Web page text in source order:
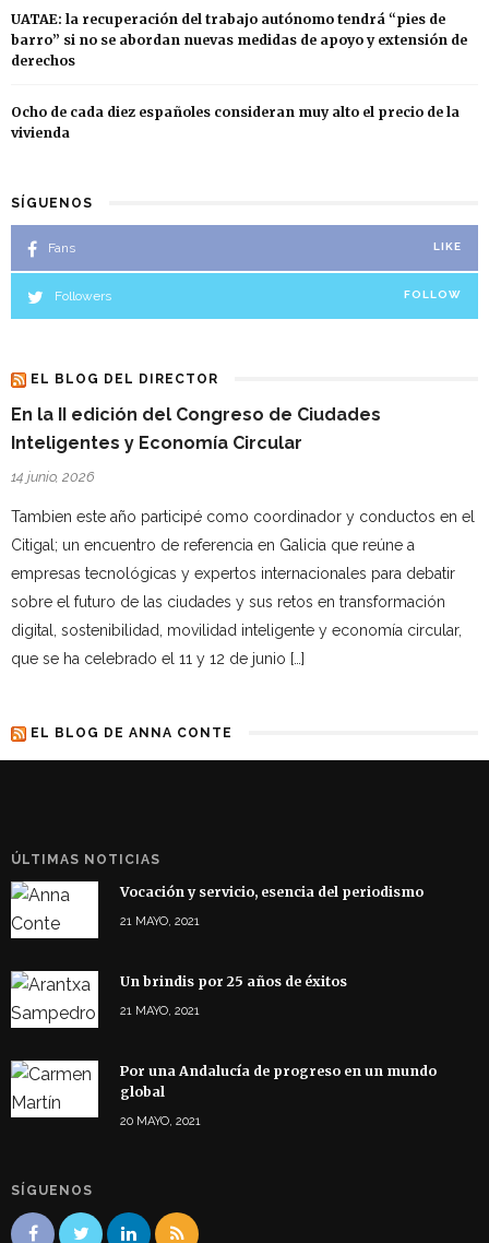
UATAE: la recuperación del trabajo autónomo tendrá “pies de
barro” si no se abordan nuevas medidas de apoyo y extensión de
derechos
Ocho de cada diez españoles consideran muy alto el precio de la
vivienda
SÍGUENOS
Fans LIKE
Followers FOLLOW
EL BLOG DEL DIRECTOR
En la II edición del Congreso de Ciudades
Inteligentes y Economía Circular
14 junio, 2026
Tambien este año participé como coordinador y conductos en el
Citigal; un encuentro de referencia en Galicia que reúne a
empresas tecnológicas y expertos internacionales para debatir
sobre el futuro de las ciudades y sus retos en transformación
digital, sostenibilidad, movilidad inteligente y economía circular,
que se ha celebrado el 11 y 12 de junio […]
EL BLOG DE ANNA CONTE
ÚLTIMAS NOTICIAS
Vocación y servicio, esencia del periodismo
21 MAYO, 2021
Un brindis por 25 años de éxitos
21 MAYO, 2021
Por una Andalucía de progreso en un mundo
global
20 MAYO, 2021
SÍGUENOS